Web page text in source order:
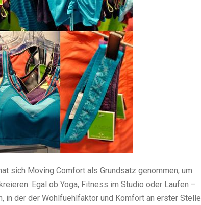
sich Moving Comfort als Grundsatz genommen, um
Egal ob Yoga, Fitness im Studio oder Laufen –
in der der Wohlfuehlfaktor und Komfort an erster Stelle